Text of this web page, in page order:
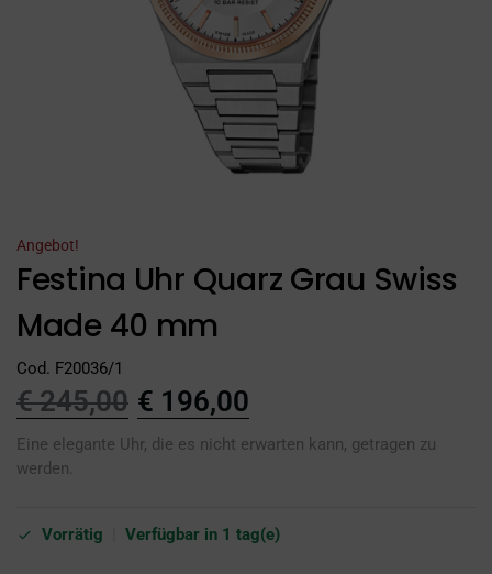
Angebot!
Festina Uhr Quarz Grau Swiss
Made 40 mm
Cod. F20036/1
€245,00 € 196,00
Eine elegante Uhr, die es nicht erwarten kann, getragen zu
werden.
Vorrätig Verfügbar in 1 tag(e)